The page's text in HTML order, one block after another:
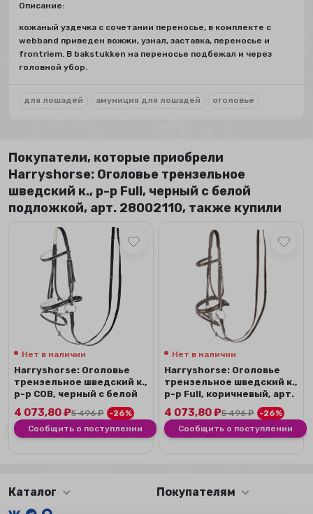
Описание:
кожаный уздечка с сочетании переносье, в комплекте с
webband приведен вожжи, узнал, заставка, переносье и
frontriem. В bakstukken на переносье подбежал и через
головной убор.
для лошадей амуниция для лошадей оголовье
Покупатели, которые приобрели
Harryshorse: Оголовье трензельное
шведский к., р-р Full, черный с белой
подложкой, арт. 28002110, также купили
Нет в наличии
Harryshorse: Оголовье
трензельное шведский к.,
р-р COB, черный с белой
4 073,80₽5 496₽
-26%
Сообщить о поступлении
Нет в наличии
Harryshorse: Оголовье
трензельное шведский к.,
р-р Full, коричневый, арт.
4 073,80₽5 496₽
-26%
Сообщить о поступлении
Каталог Покупателям